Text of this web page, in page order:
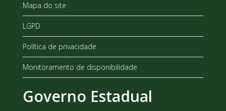
Mapa do site
LGPD
Política de privacidade
Monitoramento de disponibilidade
Governo Estadual